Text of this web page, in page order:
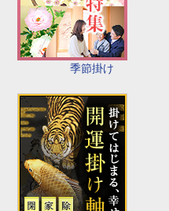
季節掛け